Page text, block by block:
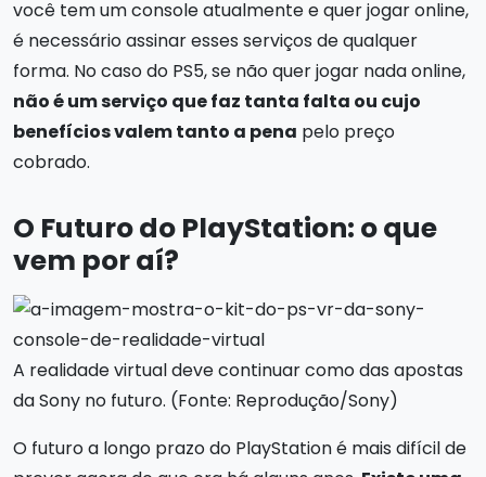
você tem um console atualmente e quer jogar online,
é necessário assinar esses serviços de qualquer
forma. No caso do PS5, se não quer jogar nada online,
não é um serviço que faz tanta falta ou cujo
benefícios valem tanto a pena pelo preço
cobrado.
O Futuro do PlayStation: o que
vem por aí?
A realidade virtual deve continuar como das apostas
da Sony no futuro. (Fonte: Reprodução/Sony)
O futuro a longo prazo do PlayStation é mais difícil de